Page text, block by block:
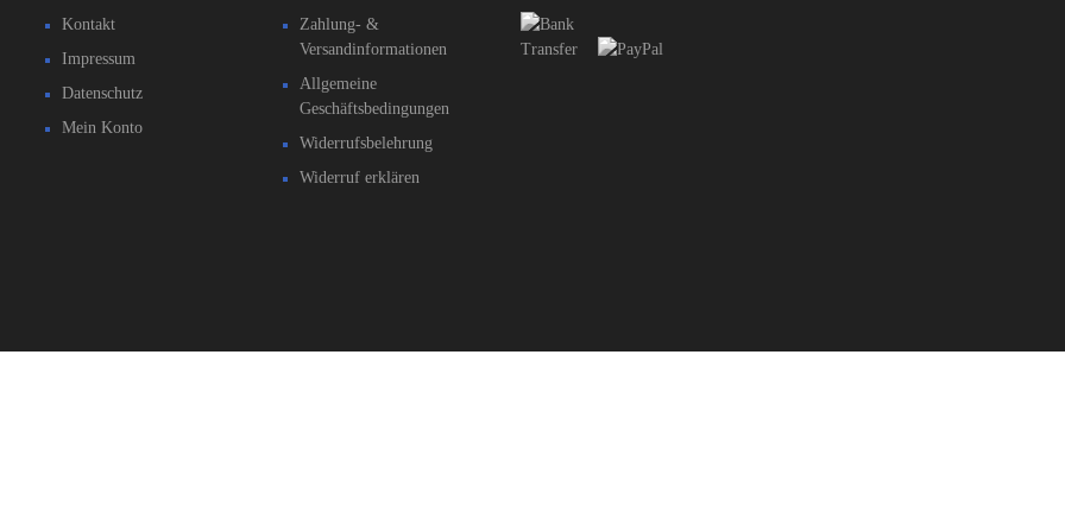
Kontakt
Impressum
Datenschutz
Mein Konto
Zahlung- &
Versandinformationen​
Allgemeine
Geschäftsbedingungen
Widerrufsbelehrung
Widerruf erklären